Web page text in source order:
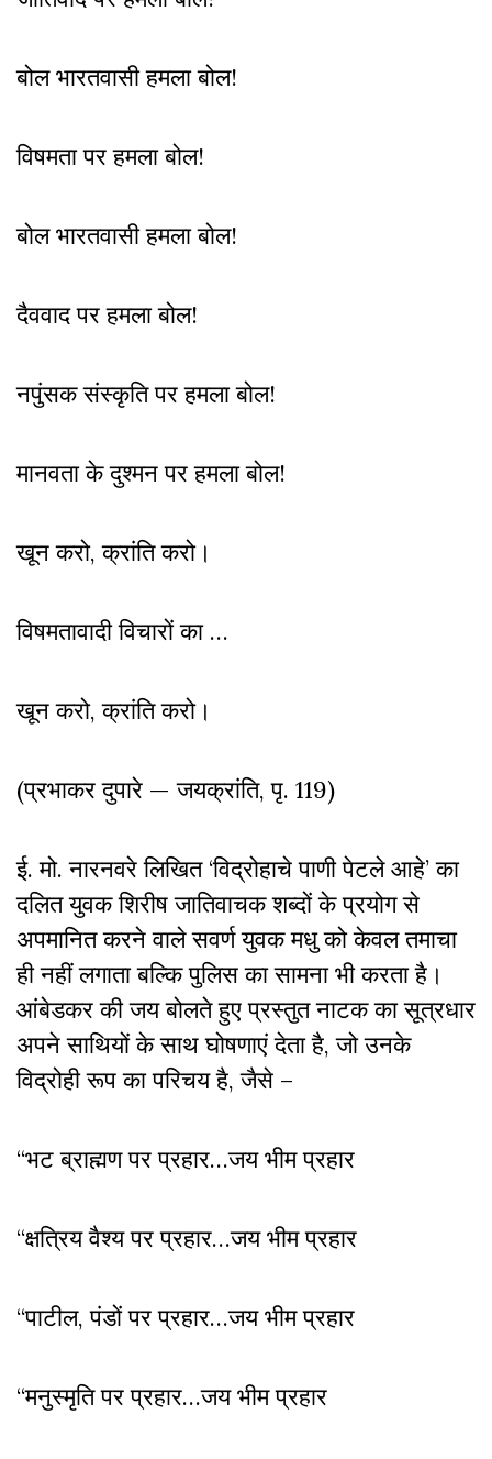
बोल भारतवासी हमला बोल!
विषमता पर हमला बोल!
बोल भारतवासी हमला बोल!
दैववाद पर हमला बोल!
नपुंसक संस्कृति पर हमला बोल!
मानवता के दुश्मन पर हमला बोल!
खून करो, क्रांति करो।
विषमतावादी विचारों का …
खून करो, क्रांति करो।
(प्रभाकर दुपारे — जयक्रांति, पृ. 119)
ई. मो. नारनवरे लिखित ‘विद्रोहाचे पाणी पेटले आहे’ का
दलित युवक शिरीष जातिवाचक शब्दों के प्रयोग से
अपमानित करने वाले सवर्ण युवक मधु को केवल तमाचा
ही नहीं लगाता बल्कि पुलिस का सामना भी करता है।
आंबेडकर की जय बोलते हुए प्रस्तुत नाटक का सूत्रधार
अपने साथियों के साथ घोषणाएं देता है, जो उनके
विद्रोही रूप का परिचय है, जैसे –
“भट ब्राह्मण पर प्रहार…जय भीम प्रहार
“क्षत्रिय वैश्य पर प्रहार…जय भीम प्रहार
“पाटील, पंडों पर प्रहार…जय भीम प्रहार
“मनुस्मृति पर प्रहार…जय भीम प्रहार